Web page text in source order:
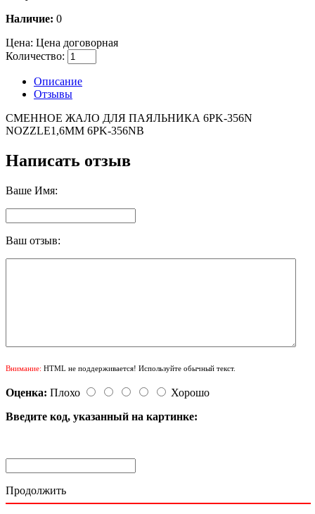
Наличие: 0
Цена: Цена договорная
Количество:
Описание
Отзывы
СМЕННОЕ ЖАЛО ДЛЯ ПАЯЛЬНИКА 6PK-356N
NOZZLE1,6MM 6PK-356NB
Написать отзыв
Ваше Имя:
Ваш отзыв:
Внимание: HTML не поддерживается! Используйте обычный текст.
Оценка: Плохо
Хорошо
Введите код, указанный на картинке:
Продолжить